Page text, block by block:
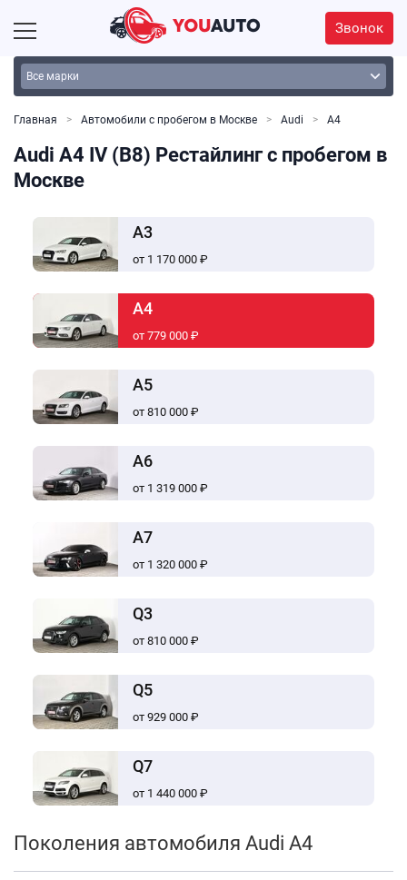
Звонок
Главная Автомобили с пробегом в Москве Audi А4
Audi A4 IV (B8) Рестайлинг с пробегом в
Москве
A3
от 1 170 000 ₽
A4
от 779 000 ₽
A5
от 810 000 ₽
A6
от 1 319 000 ₽
A7
от 1 320 000 ₽
Q3
от 810 000 ₽
Q5
от 929 000 ₽
Q7
от 1 440 000 ₽
Поколения автомобиля Audi A4